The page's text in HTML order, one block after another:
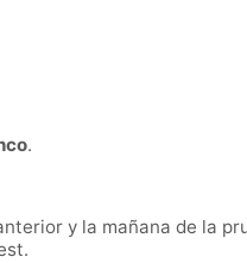
.
y la mañana de la